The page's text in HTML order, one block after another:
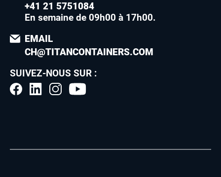
+41 21 5751084
En semaine de 09h00 à 17h00.
EMAIL
CH@TITANCONTAINERS.COM
SUIVEZ-NOUS SUR :